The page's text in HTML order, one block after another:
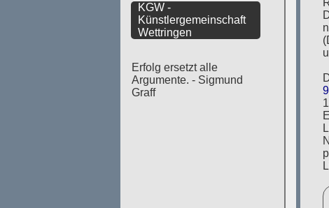
KGW -
Künstlergemeinschaft
Wettringen
Erfolg ersetzt alle
Argumente. - Sigmund
Graff